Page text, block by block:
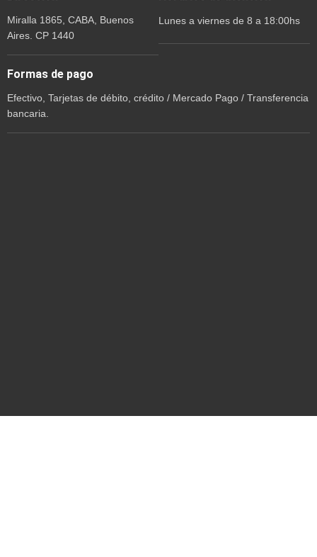
Miralla 1865, CABA, Buenos
Aires. CP 1440
Lunes a viernes de 8 a 18:00hs
Formas de pago
Efectivo, Tarjetas de débito, crédito / Mercado Pago / Transferencia
bancaria.